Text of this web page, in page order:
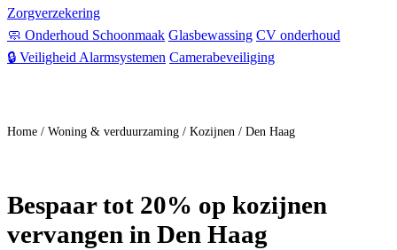
Zorgverzekering
🧼 Onderhoud Schoonmaak Glasbewassing CV onderhoud
🔒 Veiligheid Alarmsystemen Camerabeveiliging
Home / Woning & verduurzaming / Kozijnen / Den Haag
Bespaartot 20% op kozijnen
vervangen in Den Haag